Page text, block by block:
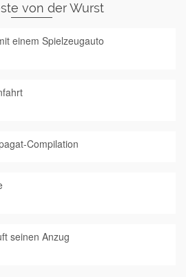
von der Wurst
einem Spielzeugauto
Compilation
seinen Anzug